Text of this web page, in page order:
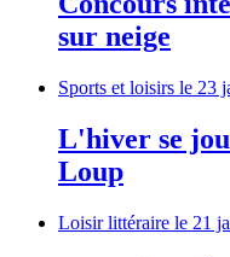
sur neige
Sports et loisirs le 23
L'hiver se
Loup
Loisir littéraire le 21